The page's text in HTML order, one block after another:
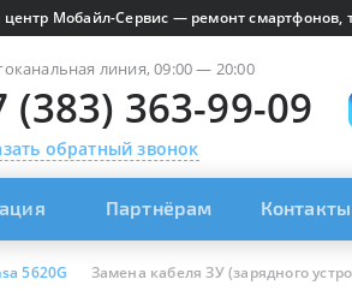
Мобайл-Сервис — ремонт смартфонов,
линия, 09:00 — 20:00
(383) 363-99-09
обратный звонок
Партнёрам Контакты
5620G Замена кабеля ЗУ (зарядного